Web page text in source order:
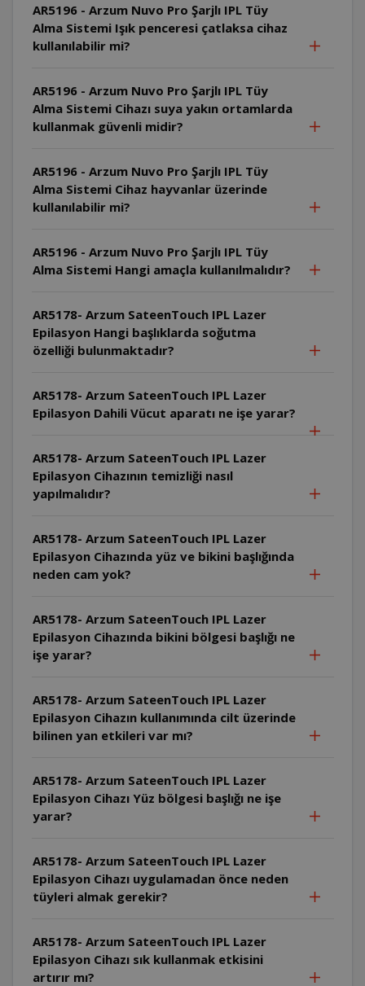
AR5196 - Arzum Nuvo Pro Şarjlı IPL Tüy
Alma Sistemi Işık penceresi çatlaksa cihaz
kullanılabilir mi?
AR5196 - Arzum Nuvo Pro Şarjlı IPL Tüy
Alma Sistemi Cihazı suya yakın ortamlarda
kullanmak güvenli midir?
AR5196 - Arzum Nuvo Pro Şarjlı IPL Tüy
Alma Sistemi Cihaz hayvanlar üzerinde
kullanılabilir mi?
AR5196 - Arzum Nuvo Pro Şarjlı IPL Tüy
Alma Sistemi Hangi amaçla kullanılmalıdır?
AR5178- Arzum SateenTouch IPL Lazer
Epilasyon Hangi başlıklarda soğutma
özelliği bulunmaktadır?
AR5178- Arzum SateenTouch IPL Lazer
Epilasyon Dahili Vücut aparatı ne işe yarar?
AR5178- Arzum SateenTouch IPL Lazer
Epilasyon Cihazının temizliği nasıl
yapılmalıdır?
AR5178- Arzum SateenTouch IPL Lazer
Epilasyon Cihazında yüz ve bikini başlığında
neden cam yok?
AR5178- Arzum SateenTouch IPL Lazer
Epilasyon Cihazında bikini bölgesi başlığı ne
işe yarar?
AR5178- Arzum SateenTouch IPL Lazer
Epilasyon Cihazın kullanımında cilt üzerinde
bilinen yan etkileri var mı?
AR5178- Arzum SateenTouch IPL Lazer
Epilasyon Cihazı Yüz bölgesi başlığı ne işe
yarar?
AR5178- Arzum SateenTouch IPL Lazer
Epilasyon Cihazı uygulamadan önce neden
tüyleri almak gerekir?
AR5178- Arzum SateenTouch IPL Lazer
Epilasyon Cihazı sık kullanmak etkisini
artırır mı?